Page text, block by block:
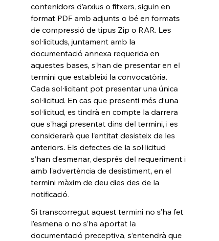
contenidors d’arxius o fitxers, siguin en
format PDF amb adjunts o bé en formats
de compressió de tipus Zip o RAR. Les
sol·licituds, juntament amb la
documentació annexa requerida en
aquestes bases, s’han de presentar en el
termini que estableixi la convocatòria.
Cada sol·licitant pot presentar una única
sol·licitud. En cas que presenti més d’una
sol·licitud, es tindrà en compte la darrera
que s’hagi presentat dins del termini, i es
considerarà que l’entitat desisteix de les
anteriors. Els defectes de la sol·licitud
s’han d’esmenar, després del requeriment i
amb l’advertència de desistiment, en el
termini màxim de deu dies des de la
notificació.
Si transcorregut aquest termini no s’ha fet
l’esmena o no s’ha aportat la
documentació preceptiva, s’entendrà que